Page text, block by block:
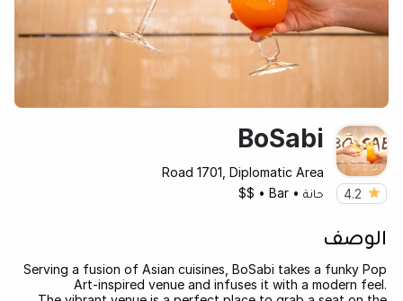
4.2
BoSabi
Road 1701, Diplomatic Area
حانة •
Bar
•
$$
الوصف
Serving a fusion of Asian cuisines, BoSabi takes a funky Pop
Art-inspired venue and infuses it with a modern feel.